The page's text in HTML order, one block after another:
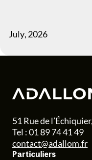
July, 2026
51 Rue de
Tel : 01 89 74 41 49
contact@adallom.fr
Particuliers